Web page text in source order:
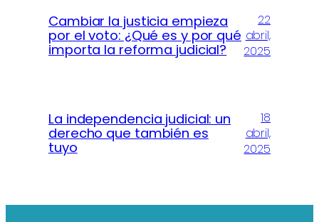
Cambiar la justicia empieza
por el voto: ¿Qué es y por qué
importa la reforma judicial?
22
abril,
2025
La independencia judicial: un
derecho que también es
tuyo
18
abril,
2025